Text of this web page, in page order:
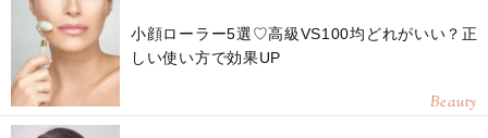
小顔ローラー5選♡高級VS100均どれがいい？正
しい使い方で効果UP
Beauty